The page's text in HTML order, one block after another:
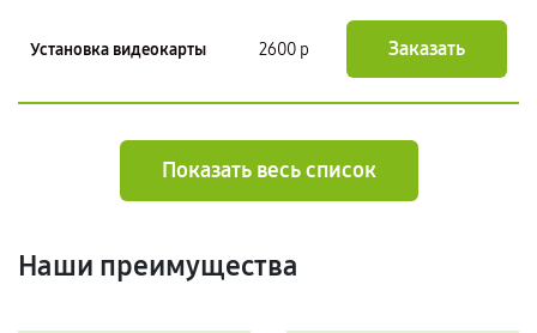
Установка видеокарты 2600 р Заказать
Показать весь список
Наши преимущества